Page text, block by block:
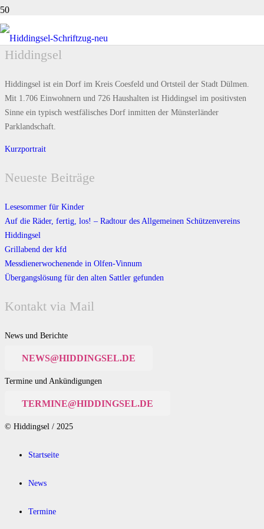
Hiddingsel
Hiddingsel ist ein Dorf im Kreis Coesfeld und Ortsteil der Stadt Dülmen.
Mit 1.706 Einwohnern und 726 Haushalten ist Hiddingsel im positivsten
Sinne ein typisch westfälisches Dorf inmitten der Münsterländer
Parklandschaft.
Kurzportrait
Neueste Beiträge
Lesesommer für Kinder
Auf die Räder, fertig, los! – Radtour des Allgemeinen Schützenvereins
Hiddingsel
Grillabend der kfd
Messdienerwochenende in Olfen-Vinnum
Übergangslösung für den alten Sattler gefunden
Kontakt via Mail
News und Berichte
NEWS@HIDDINGSEL.DE
Termine und Ankündigungen
TERMINE@HIDDINGSEL.DE
© Hiddingsel / 2025
Startseite
News
Termine